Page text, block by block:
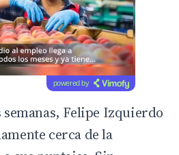
powered by
Felipe Izquierdo
cerca de la